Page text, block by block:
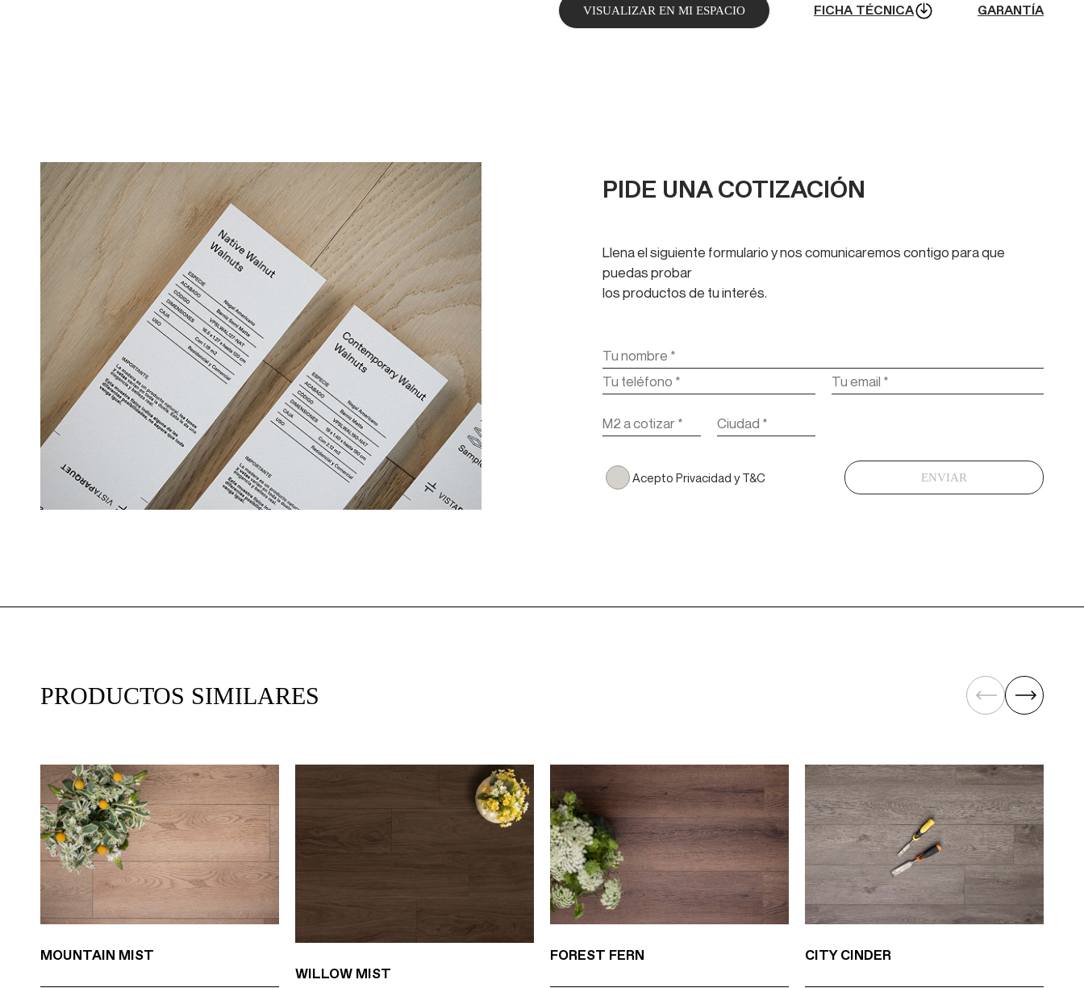
VISUALIZAR EN MI ESPACIO FICHA TÉCNICA GARANTÍA
PIDE UNA COTIZACIÓN
Llena el siguiente formulario y nos comunicaremos contigo para que
puedas probar
los productos de tu interés.
Acepto Privacidad y T&C ENVIAR
PRODUCTOS SIMILARES
MOUNTAIN MIST
WILLOW MIST
FOREST FERN CITY CINDER